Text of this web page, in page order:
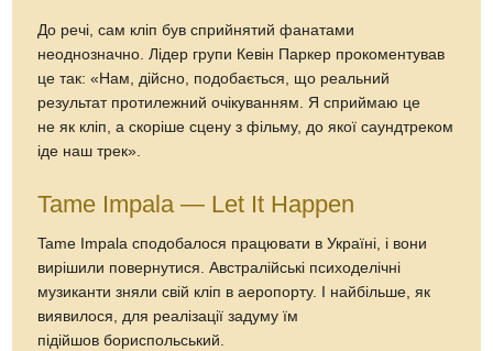
До речі, сам кліп був сприйнятий фанатами
неоднозначно. Лідер групи Кевін Паркер прокоментував
це так: «Нам, дійсно, подобається, що реальний
результат протилежний очікуванням. Я сприймаю це
не як кліп, а скоріше сцену з фільму, до якої саундтреком
іде наш трек».
Tame Impala — Let It Happen
Tame Impala сподобалося працювати в Україні, і вони
вирішили повернутися. Австралійські психоделічні
музиканти зняли свій кліп в аеропорту. І найбільше, як
виявилося, для реалізації задуму їм
підійшов бориспольський.